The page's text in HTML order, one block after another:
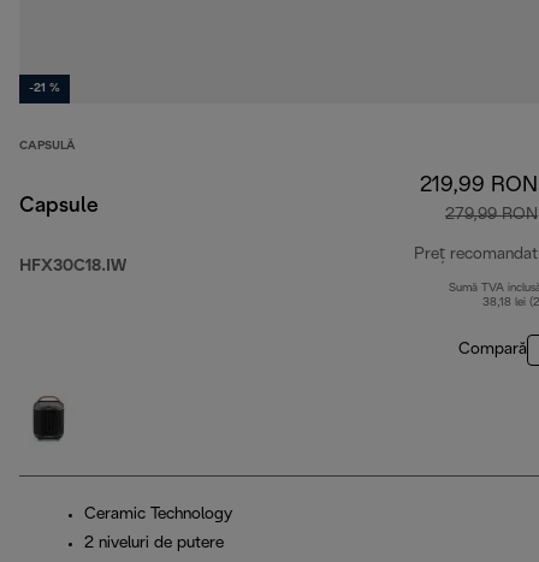
-21 %
CAPSULĂ
Capsule
HFX30C18.IW
219,99 RON
279,99 RON
Preț recomandat
Sumă TVA
38,18 lei
Compară
Ceramic Technology
2 niveluri de putere